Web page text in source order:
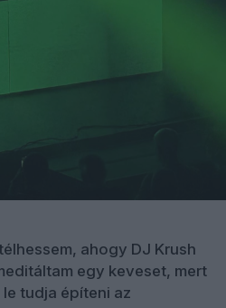
ahogy DJ Krush
egy keveset, mert
tudja építeni az